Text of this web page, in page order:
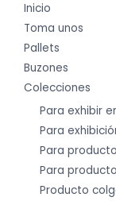
Inicio
Toma unos
Pallets
Buzones
Colecciones
Para exhibir
Para
Para
Para
Producto